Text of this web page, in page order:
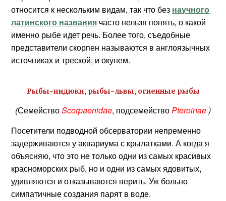
относится к нескольким видам, так что без научного
латинского названия часто нельзя понять, о какой
именно рыбе идет речь. Более того, съедобные
представители скорпен называются в англоязычных
источниках и треской, и окунем.
Рыбы-индюки, рыбы-львы, огненные рыбы
(СемействоScorpaenidae, подсемействоPteroinae )
Посетители подводной обсерватории непременно
задерживаются у аквариума с крылатками. А когда я
объясняю, что это не только одни из самых красивых
красноморских рыб, но и одни из самых ядовитых,
удивляются и отказываются верить. Уж больно
симпатичные создания парят в воде.